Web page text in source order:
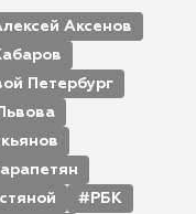
Аксенов
Петербург
РБК